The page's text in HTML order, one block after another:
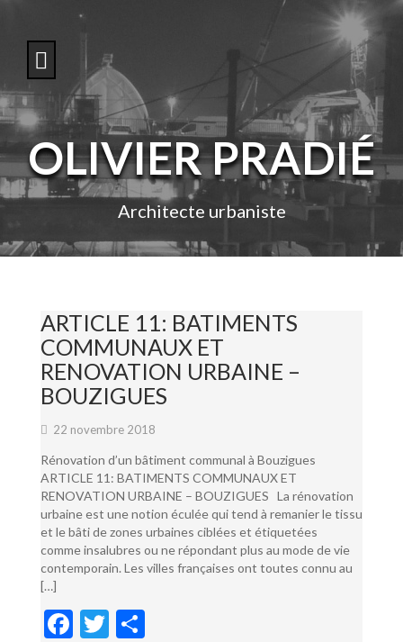
o
c
n
e
OLIVIER PRADIÉ
Architecte urbaniste
ARTICLE 11: BATIMENTS
COMMUNAUX ET
RENOVATION URBAINE –
BOUZIGUES
22 novembre 2018
Rénovation d’un bâtiment communal à Bouzigues
ARTICLE 11: BATIMENTS COMMUNAUX ET
RENOVATION URBAINE – BOUZIGUES La rénovation
urbaine est une notion éculée qui tend à remanier le tissu
et le bâti de zones urbaines ciblées et étiquetées
comme insalubres ou ne répondant plus au mode de vie
contemporain. Les villes françaises ont toutes connu au
[…]
F
T